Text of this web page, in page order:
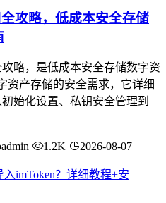
攻略，低成本安全存储
略，是低成本安全存储数字资
资产存储的安全需求，它详细
始化设置、私钥安全管理到
1.2K 2026-08-07